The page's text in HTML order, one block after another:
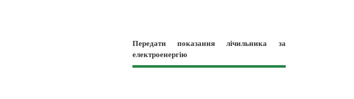
Передати показання лічильника за
електроенергію